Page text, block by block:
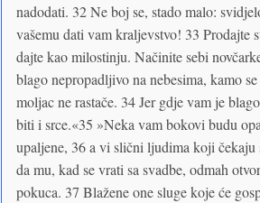
nadodati. 32 Ne boj se, stado malo:
vašemu dati vam kraljevstvo! 33 Prodajte
dajte kao milostinju. Načinite sebi
blago nepropadljivo na nebesima, kamo
moljac ne rastače. 34 Jer gdje vam je
biti i srce.«35 »Neka vam bokovi budu
upaljene, 36 a vi slični ljudima koji čekaju
da mu, kad se vrati sa svadbe, odmah
pokuca. 37 Blažene one sluge koje će